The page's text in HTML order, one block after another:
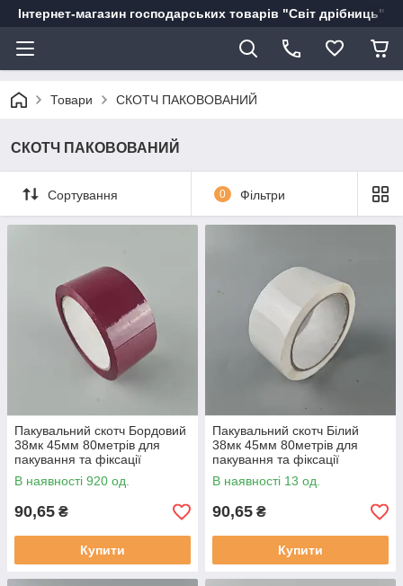
Інтернет-магазин господарських товарів "Світ дрібниць"
Товари СКОТЧ ПАКОВОВАНИЙ
СКОТЧ ПАКОВОВАНИЙ
Сортування 0 Фільтри
Пакувальний скотч Бордовий
38мк 45мм 80метрів для
пакування та фіксації
В наявності 920 од.
90,65 ₴
Купити
Пакувальний скотч Білий
38мк 45мм 80метрів для
пакування та фіксації
В наявності 13 од.
90,65 ₴
Купити